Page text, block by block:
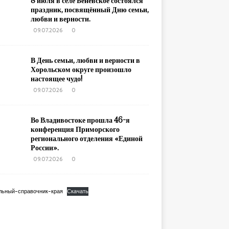
праздник, посвящённый Дню семьи,
любви и верности.
09.07.2026 0
В День семьи, любви и верности в
Хорольском округе произошло
настоящее чудо!
09.07.2026 0
Во Владивостоке прошла 46-я
конференция Приморского
регионального отделения «Единой
России».
09.07.2026 0
справочник-края Скачать